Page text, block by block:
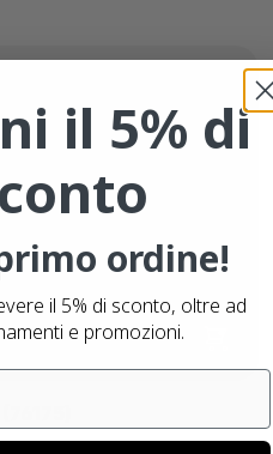
il 5% di
ordine!
il 5% di sconto, oltre ad
e promozioni.